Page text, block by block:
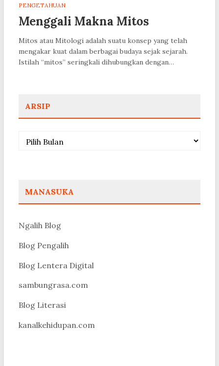
PENGETAHUAN
Menggali Makna Mitos
Mitos atau Mitologi adalah suatu konsep yang telah
mengakar kuat dalam berbagai budaya sejak sejarah.
Istilah “mitos” seringkali dihubungkan dengan…
ARSIP
Arsip
MANASUKA
Ngalih Blog
Blog Pengalih
Blog Lentera Digital
sambungrasa.com
Blog Literasi
kanalkehidupan.com